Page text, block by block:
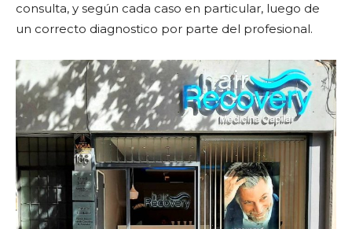
consulta, y según cada caso en particular, luego de
un correcto diagnostico por parte del profesional.